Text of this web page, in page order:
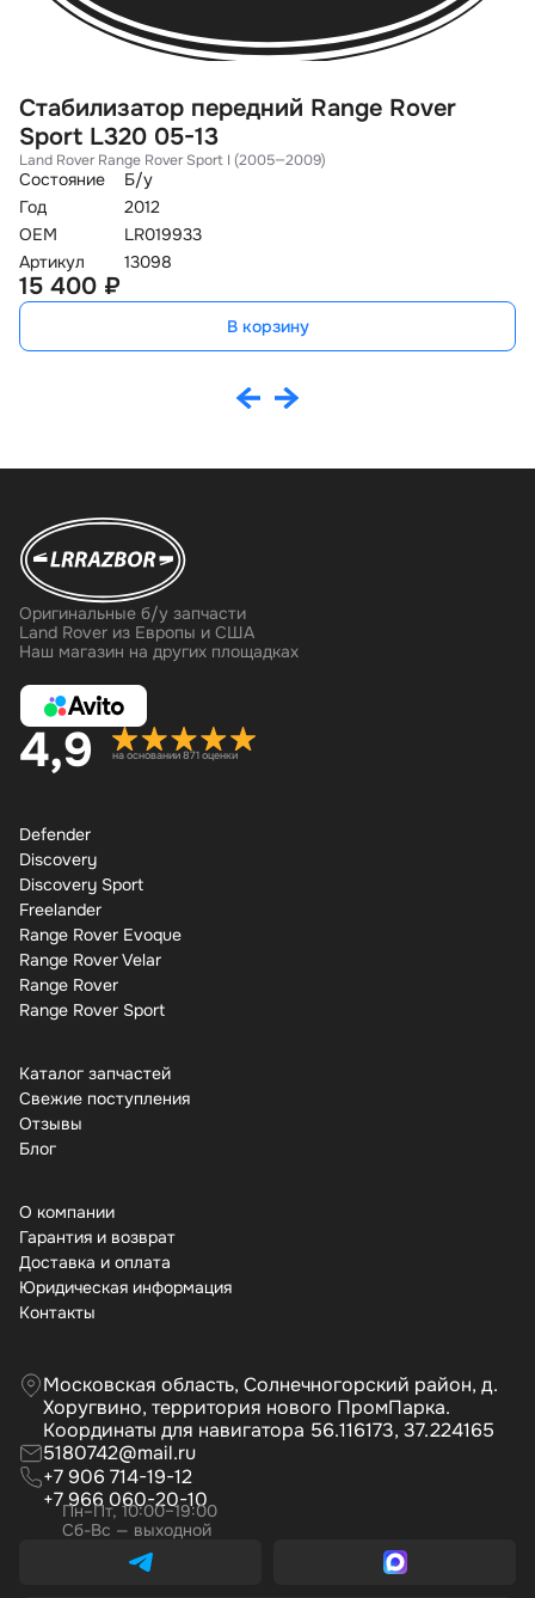
Стабилизатор передний Range Rover
Sport L320 05-13
Land Rover Range Rover Sport I (2005—2009)
Состояние
Б/у
Год
2012
OEM
LR019933
Артикул
13098
15 400 ₽
В корзину
Оригинальные б/у запчасти
Land Rover из Европы и США
Наш магазин на других площадках
4,9 на основании 871 оценки
Defender
Discovery
Discovery Sport
Freelander
Range Rover Evoque
Range Rover Velar
Range Rover
Range Rover Sport
Каталог запчастей
Свежие поступления
Отзывы
Бло
О компании
Гарантия и возврат
Доставка и оплата
Юридическая информация
Контакты
Московская область, Солнечногорский район, д.
Хоругвино, территория нового ПромПарка.
Координаты для навигатора 56.116173, 37.224165
5180742@mail.ru
+7 906 714-19-12
+7 966 060-20-10
Пн–Пт, 10:00–19:00
Сб-Вс — выходной